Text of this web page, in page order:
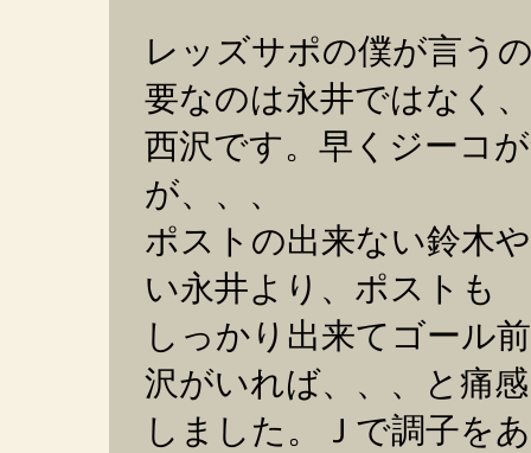
レッズサポの僕が言う
要なのは永井ではなく、
西沢です。早くジーコ
が、、、
ポストの出来ない鈴木
い永井より、ポストも
しっかり出来てゴール
沢がいれば、、、と痛感
しました。Ｊで調子を